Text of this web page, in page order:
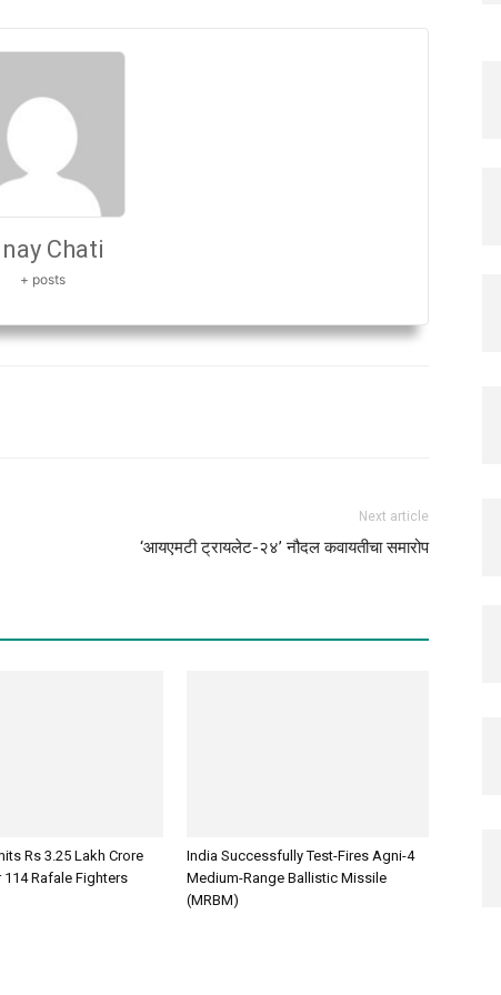
Chati
+ posts
Next article
‘आयएमटी ट्रायलेट-२४’ नौदल कवायतीचा समारोप
Rs 3.25 Lakh Crore
Rafale Fighters
India Successfully Test-Fires Agni-4
Medium-Range Ballistic Missile
(MRBM)